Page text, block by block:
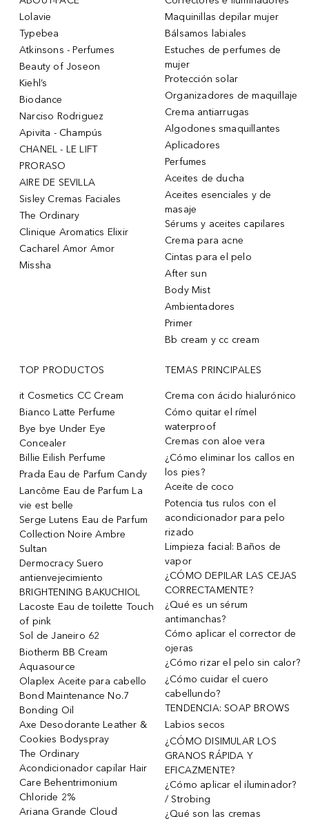
Lolavie
Typebea
Atkinsons - Perfumes
Beauty of Joseon
Kiehl’s
Biodance
Narciso Rodriguez
Apivita - Champús
CHANEL - LE LIFT
PRORASO
AIRE DE SEVILLA
Sisley Cremas Faciales
The Ordinary
Clinique Aromatics Elixir
Cacharel Amor Amor
Missha
Maquinillas depilar mujer
Bálsamos labiales
Estuches de perfumes de
mujer
Protección solar
Organizadores de maquillaje
Crema antiarrugas
Algodones smaquillantes
Aplicadores
Perfumes
Aceites de ducha
Aceites esenciales y de
masaje
Sérums y aceites capilares
Crema para acne
Cintas para el pelo
After sun
Body Mist
Ambientadores
Primer
Bb cream y cc cream
TOP PRODUCTOS
it Cosmetics CC Cream
Bianco Latte Perfume
Bye bye Under Eye
Concealer
Billie Eilish Perfume
Prada Eau de Parfum Candy
Lancôme Eau de Parfum La
vie est belle
Serge Lutens Eau de Parfum
Collection Noire Ambre
Sultan
Dermocracy Suero
antienvejecimiento
BRIGHTENING BAKUCHIOL
Lacoste Eau de toilette Touch
of pink
Sol de Janeiro 62
Biotherm BB Cream
Aquasource
Olaplex Aceite para cabello
Bond Maintenance No.7
Bonding Oil
Axe Desodorante Leather &
Cookies Bodyspray
The Ordinary
Acondicionador capilar Hair
Care Behentrimonium
Chloride 2%
Ariana Grande Cloud
TEMAS PRINCIPALES
Crema con ácido hialurónico
Cómo quitar el rímel
waterproof
Cremas con aloe vera
¿Cómo eliminar los callos en
los pies?
Aceite de coco
Potencia tus rulos con el
acondicionador para pelo
rizado
Limpieza facial: Baños de
vapor
¿CÓMO DEPILAR LAS CEJAS
CORRECTAMENTE?
¿Qué es un sérum
antimanchas?
Cómo aplicar el corrector de
ojeras
¿Cómo rizar el pelo sin calor?
¿Cómo cuidar el cuero
cabellundo?
TENDENCIA: SOAP BROWS
Labios secos
¿CÓMO DISIMULAR LOS
GRANOS RÁPIDA Y
EFICAZMENTE?
¿Cómo aplicar el iluminador?
/ Strobing
¿Qué son las cremas